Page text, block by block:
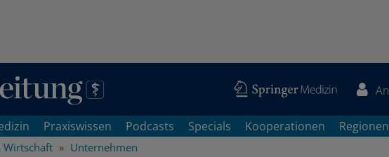
Praxiswissen Podcasts Specials Kooperationen Regionen
Wirtschaft Unternehmen